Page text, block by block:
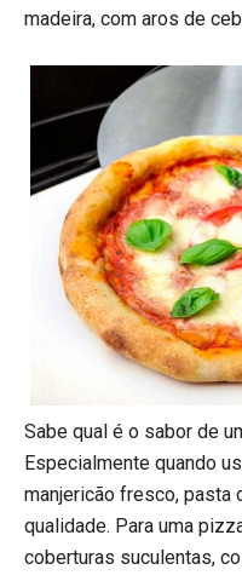
madeira, com aros de
Sabe qual é o sabor de
Especialmente quando
manjericão fresco,
qualidade. Para uma
coberturas suculentas,